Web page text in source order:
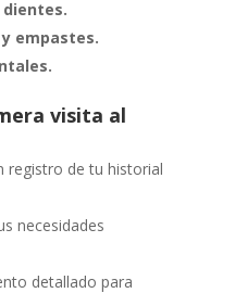
empastes.
visita al
registro de tu historial
necesidades
detallado para